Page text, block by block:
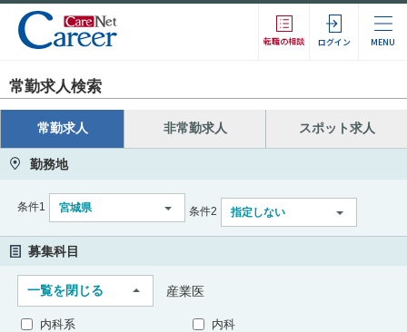
転職の相談 ログイン MENU
常勤求人検索
常勤求人 非常勤求人 スポット求人
勤務地
条件1 宮城県 条件2 指定しない
募集科目
一覧を閉じる 産業医
内科系 内科